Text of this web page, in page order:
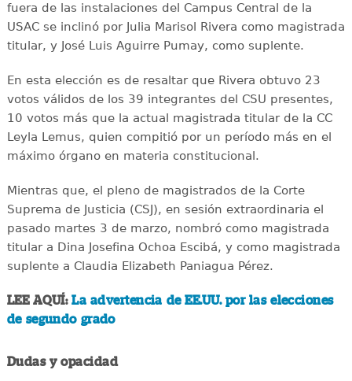
fuera de las instalaciones del Campus Central de la
USAC se inclinó por Julia Marisol Rivera como magistrada
titular, y José Luis Aguirre Pumay, como suplente.
En esta elección es de resaltar que Rivera obtuvo 23
votos válidos de los 39 integrantes del CSU presentes,
10 votos más que la actual magistrada titular de la CC
Leyla Lemus, quien compitió por un período más en el
máximo órgano en materia constitucional.
Mientras que, el pleno de magistrados de la Corte
Suprema de Justicia (CSJ), en sesión extraordinaria el
pasado martes 3 de marzo, nombró como magistrada
titular a Dina Josefina Ochoa Escibá, y como magistrada
suplente a Claudia Elizabeth Paniagua Pérez.
LEE AQUÍ:La advertencia de EE.UU. por las elecciones
de segundo grado
Dudas y opacidad